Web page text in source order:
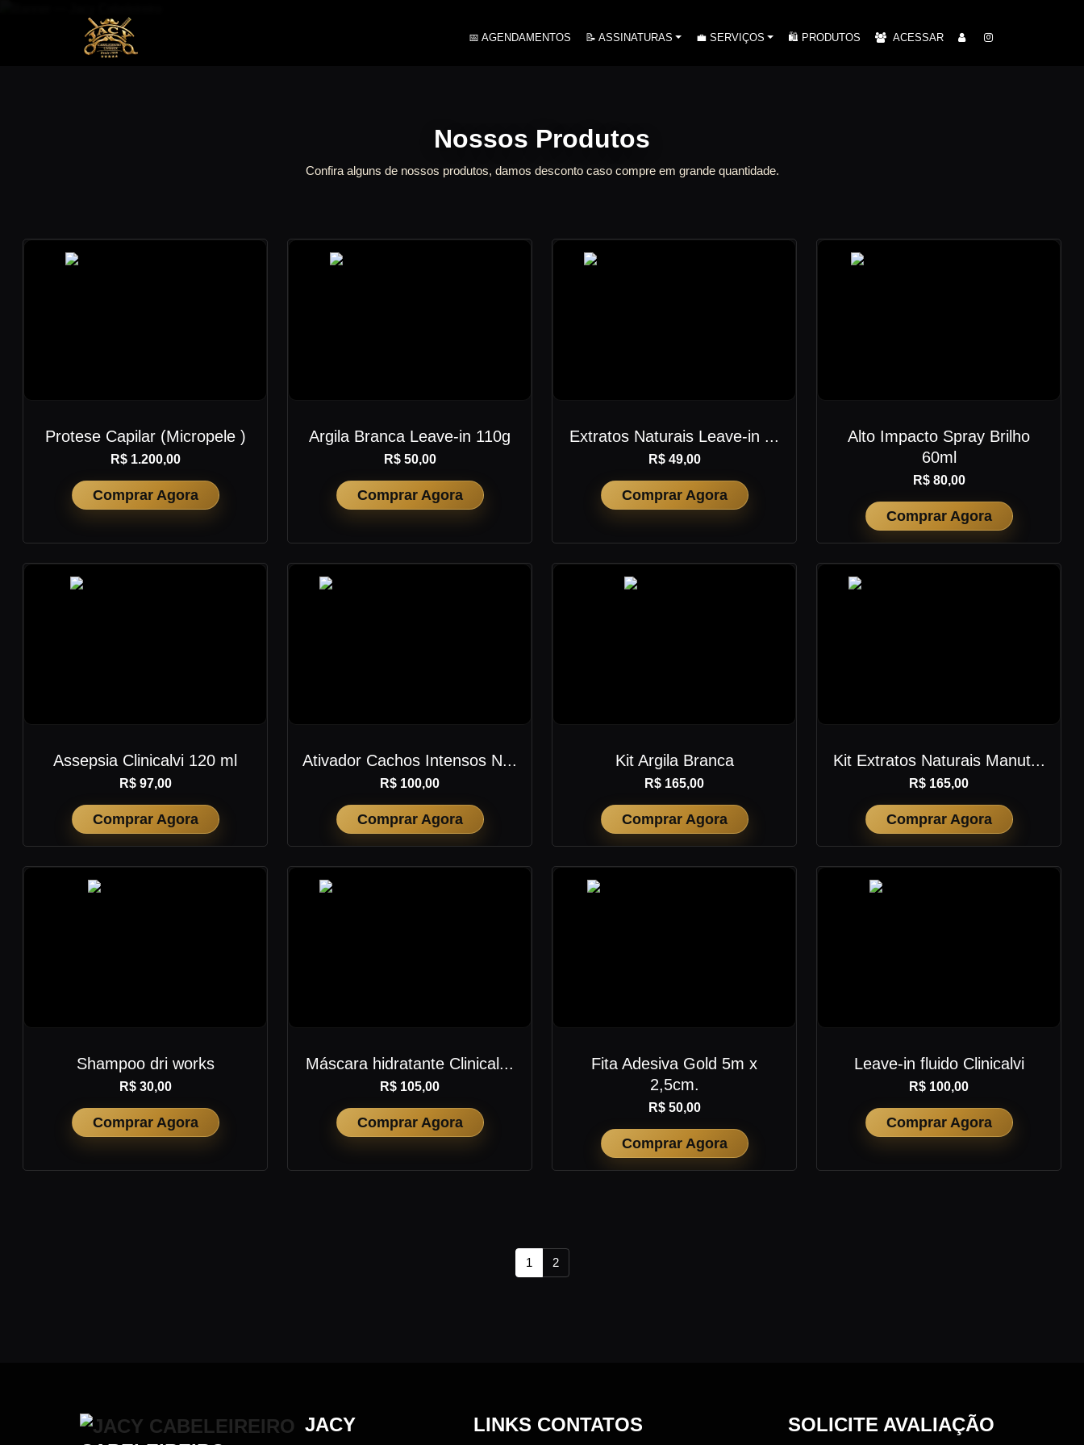
(CURRENT)
📅 AGENDAMENTOS 📝 ASSINATURAS 💼 SERVIÇOS 🛍️ PRODUTOS ACESSAR
Nossos Produtos
Confira alguns de nossos produtos, damos desconto caso compre em grande quantidade.
Protese Capilar (Micropele )
R$ 1.200,00
Comprar Agora
Argila Branca Leave-in 110g
R$ 50,00
Comprar Agora
Extratos Naturais Leave-in ...
R$ 49,00
Comprar Agora
Alto Impacto Spray Brilho
60ml
R$ 80,00
Comprar Agora
Assepsia Clinicalvi 120 ml
R$ 97,00
Comprar Agora
Ativador Cachos Intensos N...
R$ 100,00
Comprar Agora
Kit Argila Branca
R$ 165,00
Comprar Agora
Kit Extratos Naturais Manut...
R$ 165,00
Comprar Agora
Shampoo dri works
R$ 30,00
Comprar Agora
Máscara hidratante Clinical...
R$ 105,00
Comprar Agora
Fita Adesiva Gold 5m x
2,5cm.
R$ 50,00
Comprar Agora
Leave-in fluido Clinicalvi
R$ 100,00
Comprar Agora
1 2
JACY
LINKS CONTATOS SOLICITE AVALIAÇÃO